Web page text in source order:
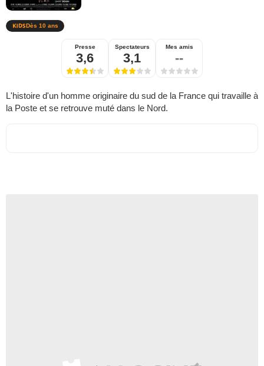
Dès 10 ans
Presse
3,6
Spectateurs
3,1
Mes amis
--
L'histoire d'un homme originaire du sud de la France qui travaille à
la Poste et se retrouve muté dans le Nord.